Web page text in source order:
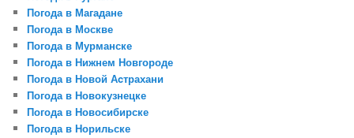
Погода в Магадане
Погода в Москве
Погода в Мурманске
Погода в Нижнем Новгороде
Погода в Новой Аcтрахани
Погода в Новокузнецке
Погода в Новосибирске
Погода в Норильске